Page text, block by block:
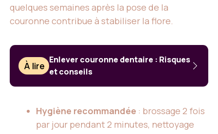
quelques semaines après la pose de la
couronne contribue à stabiliser la flore.
À lire
Enlever couronne dentaire : Risques
et conseils
Hygiène recommandée : brossage 2 fois
par jour pendant 2 minutes, nettoyage